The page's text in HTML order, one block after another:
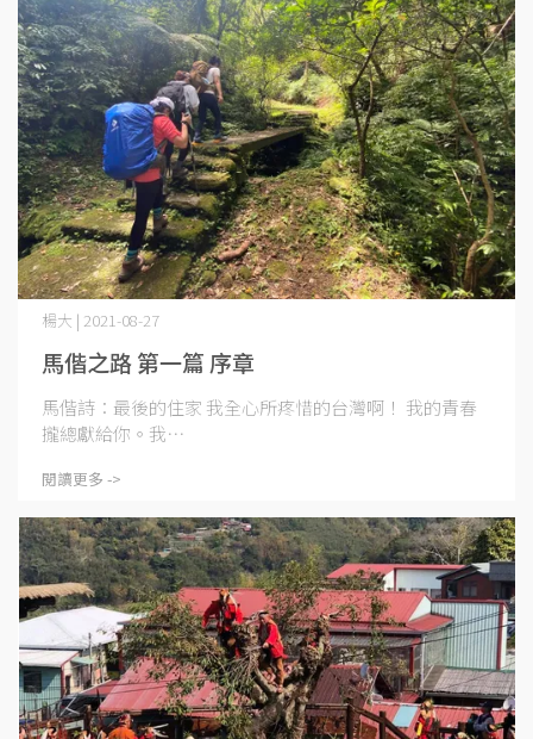
馬偕之路 第一篇 序章
楊大 | 2021-08-27
馬偕詩：最後的住家 我全心所疼惜的台灣啊！ 我的青春
攏總獻給你。我⋯
閱讀更多 ->